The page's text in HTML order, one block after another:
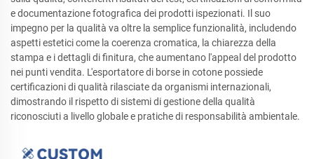
e documentazione fotografica dei prodotti ispezionati. Il suo
impegno per la qualità va oltre la semplice funzionalità, includendo
aspetti estetici come la coerenza cromatica, la chiarezza della
stampa e i dettagli di finitura, che aumentano l'appeal del prodotto
nei punti vendita. L'esportatore di borse in cotone possiede
certificazioni di qualità rilasciate da organismi internazionali,
dimostrando il rispetto di sistemi di gestione della qualità
riconosciuti a livello globale e pratiche di responsabilità ambientale.